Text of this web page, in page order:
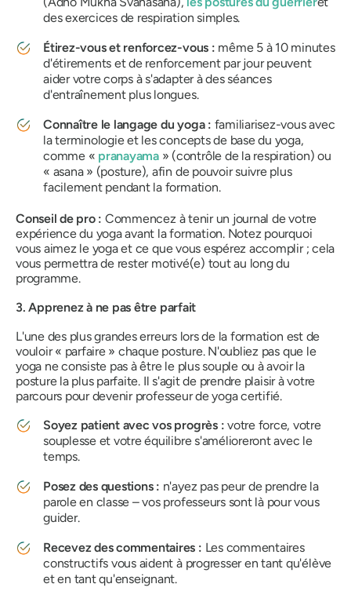
des exercices de respiration simples.
Étirez-vous et renforcez-vous : même 5 à 10 minutes
d'étirements et de renforcement par jour peuvent
aider votre corps à s'adapter à des séances
d'entraînement plus longues.
Connaître le langage du yoga : familiarisez-vous avec
la terminologie et les concepts de base du yoga,
comme « pranayama» (contrôle de la respiration) ou
« asana » (posture), afin de pouvoir suivre plus
facilement pendant la formation.
Conseil de pro : Commencez à tenir un journal de votre
expérience du yoga avant la formation. Notez pourquoi
vous aimez le yoga et ce que vous espérez accomplir ; cela
vous permettra de rester motivé(e) tout au long du
programme.
3. Apprenez à ne pas être parfait
L'une des plus grandes erreurs lors de la formation est de
vouloir « parfaire » chaque posture. N'oubliez pas que le
yoga ne consiste pas à être le plus souple ou à avoir la
posture la plus parfaite. Il s'agit de prendre plaisir à votre
parcours pour devenir professeur de yoga certifié.
Soyez patient avec vos progrès : votre force, votre
souplesse et votre équilibre s'amélioreront avec le
temps.
Posez des questions : n'ayez pas peur de prendre la
parole en classe – vos professeurs sont là pour vous
guider.
Recevez des commentaires : Les commentaires
constructifs vous aident à progresser en tant qu'élève
et en tant qu'enseignant.